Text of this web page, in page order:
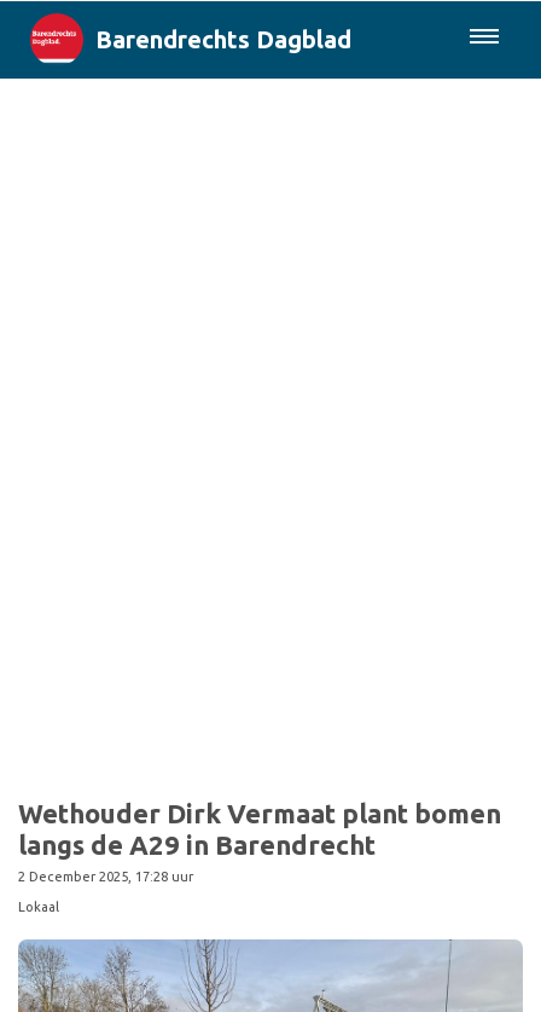
Barendrechts Dagblad
Wethouder Dirk Vermaat plant bomen
langs de A29 in Barendrecht
2 December 2025, 17:28 uur
Lokaal